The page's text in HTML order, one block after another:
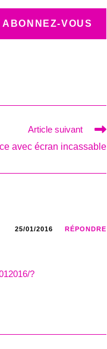
ABONNEZ-VOUS
Article suivant
avec écran incassable
25/01/2016 RÉPONDRE
?